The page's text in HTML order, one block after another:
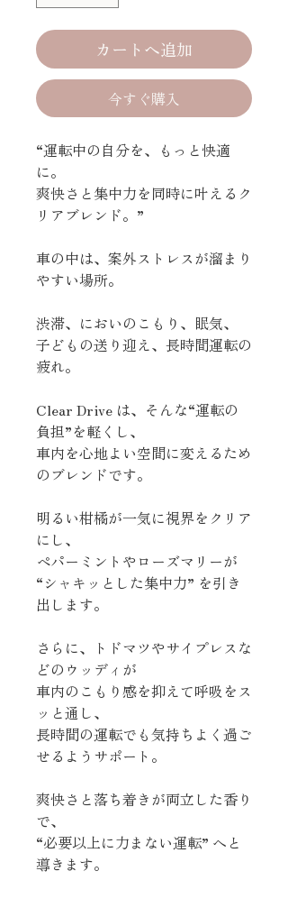
カートへ追加
今すぐ購入
“運転中の自分を、もっと快適
に。
爽快さと集中力を同時に叶えるク
リアブレンド。”
車の中は、案外ストレスが溜まり
やすい場所。
渋滞、においのこもり、眠気、
子どもの送り迎え、長時間運転の
疲れ。
Clear Drive は、そんな“運転の
負担”を軽くし、
車内を心地よい空間に変えるため
のブレンドです。
明るい柑橘が一気に視界をクリア
にし、
ペパーミントやローズマリーが
“シャキッとした集中力” を引き
出します。
さらに、トドマツやサイプレスな
どのウッディが
車内のこもり感を抑えて呼吸をス
ッと通し、
長時間の運転でも気持ちよく過ご
せるようサポート。
爽快さと落ち着きが両立した香り
で、
“必要以上に力まない運転” へと
導きます。